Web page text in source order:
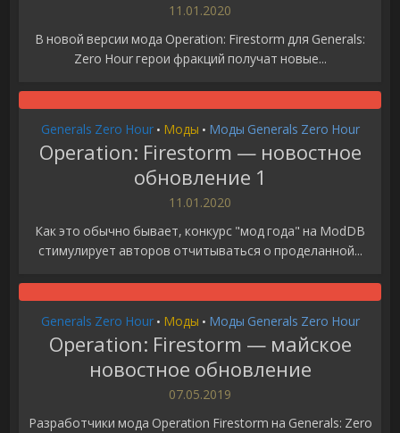
11.01.2020
В новой версии мода Operation: Firestorm для Generals:
Zero Hour герои фракций получат новые...
Generals Zero Hour • Моды • Моды Generals Zero Hour
Operation: Firestorm — новостное
обновление 1
11.01.2020
Как это обычно бывает, конкурс "мод года" на ModDB
стимулирует авторов отчитываться о проделанной...
Generals Zero Hour • Моды • Моды Generals Zero Hour
Operation: Firestorm — майское
новостное обновление
07.05.2019
Разработчики мода Operation Firestorm на Generals: Zero